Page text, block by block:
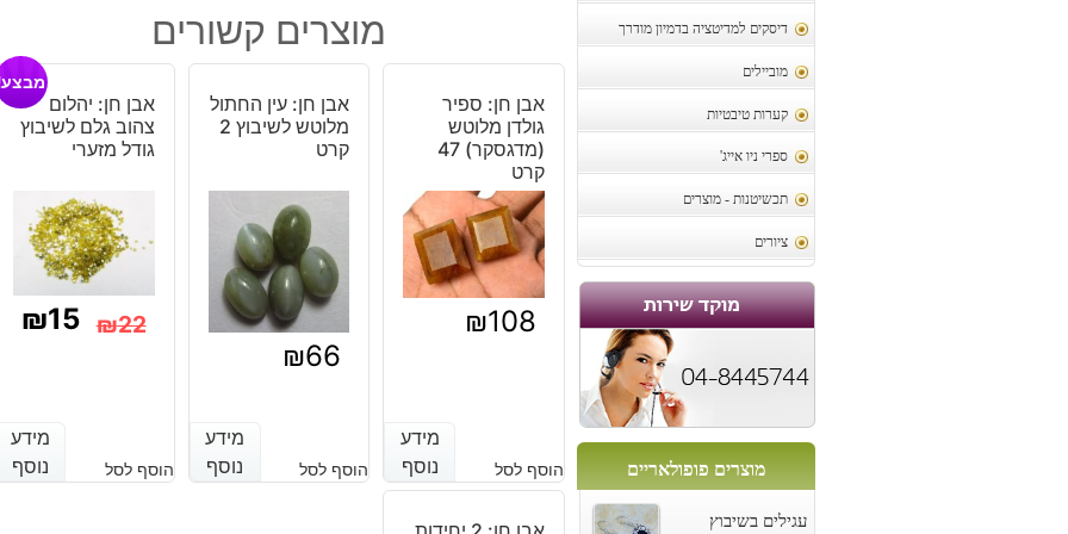
דיסקים למדיטציה בדמיון מודרך
מוביילים
קערות טיבטיות
ספרי ניו אייג'
תכשיטנות - מוצרים
ציורים
מוצרים פופולאריים
עגילים בשיבוץ
מלוטש
לשיבוץ
12-
17
כ
15
קרט
מוצרים קשורים
אבן חן: ספיר
גולדן מלוטש
(מדגסקר) 47
קרט
₪108
מידע
נוסף
הוסף לסל
מידע
נוסף
אבן חן: עין החתול
מלוטש לשיבוץ 2
קרט
₪66
מידע
נוסף
הוסף לסל
מידע
נוסף
אבן חן: יהלום
צהוב גלם לשיבוץ
גודל מזערי
₪22
₪22.
₪15
₪15.
מידע
נוסף
הוסף לסל
מידע
נוסף